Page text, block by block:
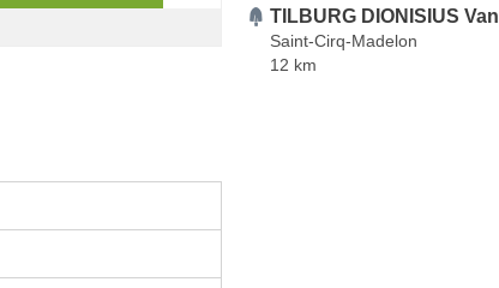
TILBURG DIONISIUS Van
Saint-Cirq-Madelon
12 km